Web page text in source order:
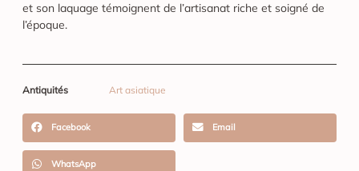
et son laquage témoignent de l’artisanat riche et soigné de
l’époque.
Antiquités Art asiatique
Facebook Email
WhatsApp